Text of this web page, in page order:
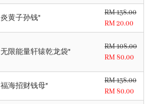
炎黄子孙钱*
RM 138.00
RM 20.00
无限能量轩辕乾龙袋*
RM 108.00
RM 80.00
福海招财钱母*
RM 138.00
RM 80.00